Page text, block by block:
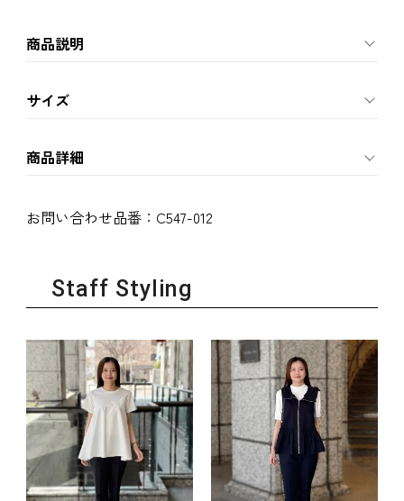
商品説明
サイズ
商品詳細
お問い合わせ品番： C547-012
Staff Styling